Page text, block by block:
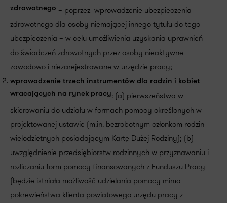
zdrowotnego – poprzez wprowadzenie ubezpieczenia
zdrowotnego dla osoby niemającej innego tytułu do tego
ubezpieczenia – w celu umożliwienia uzyskania uprawnień
do świadczeń zdrowotnych przez osoby nieaktywne
zawodowo i niezarejestrowane w urzędzie pracy;
wprowadzenie trzech instrumentów dla rodzin i kobiet
wracających na rynek pracy: (a) pierwszeństwa w
skierowaniu do udziału w formach pomocy określonych w
projektowanej ustawie (m.in. bezrobotnym członkom rodzin
wielodzietnych posiadającym Kartę Dużej Rodziny); (b)
uwzględnienie przedsiębiorstw rodzinnych w przyznawaniu i
rozliczaniu form pomocy finansowanych z Funduszu Pracy
(będzie istniała możliwość udzielania pomocy mimo
pokrewieństwa klienta powiatowego urzędu pracy z